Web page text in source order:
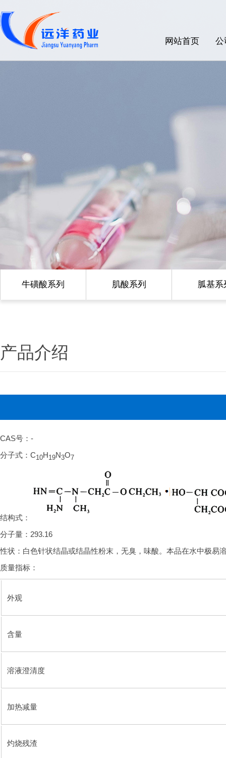
网站首页 公
牛磺酸系列 肌酸系列 胍基系
产品介绍
CAS号：-
分子式：C10H19N3O 7
结构式：
分子量：293.16
性状：白色针状结晶或结晶性粉末，无臭，味酸。本品在水中极易
质量指标：
外观
含量
溶液澄清度
加热减量
灼烧残渣